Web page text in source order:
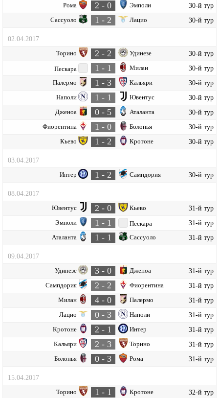
Рома 2 - 0 Эмполи 30-й тур
Сассуоло 1 - 2 Лацио 30-й тур
02.04.2017
Торино 2 - 2 Удинезе 30-й тур
Пескара 1 - 1 Милан 30-й тур
Палермо 1 - 3 Кальяри 30-й тур
Наполи 1 - 1 Ювентус 30-й тур
Дженоа 0 - 5 Аталанта 30-й тур
Фиорентина 1 - 0 Болонья 30-й тур
Кьево 1 - 2 Кротоне 30-й тур
03.04.2017
Интер 1 - 2 Сампдория 30-й тур
08.04.2017
Ювентус 2 - 0 Кьево 31-й тур
Эмполи 1 - 1 Пескара 31-й тур
Аталанта 1 - 1 Сассуоло 31-й тур
09.04.2017
Удинезе 3 - 0 Дженоа 31-й тур
Сампдория 2 - 2 Фиорентина 31-й тур
Милан 4 - 0 Палермо 31-й тур
Лацио 0 - 3 Наполи 31-й тур
Кротоне 2 - 1 Интер 31-й тур
Кальяри 2 - 3 Торино 31-й тур
Болонья 0 - 3 Рома 31-й тур
15.04.2017
Торино 1 - 1 Кротоне 32-й тур